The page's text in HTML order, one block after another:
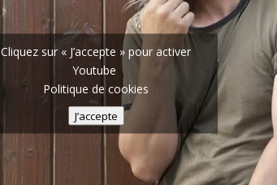
Cliquez sur « J’accepte » pour activer
Youtube
Politique de cookies
J’accepte